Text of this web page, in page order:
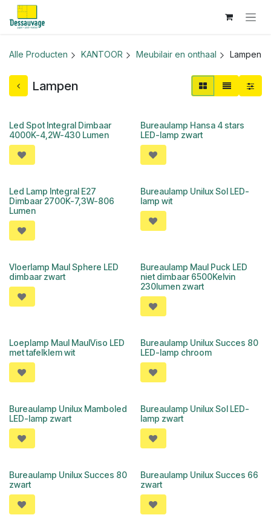
Overslaan naar inhoud
Alle Producten KANTOOR Meubilair en onthaal Lampen
Lampen
Led Spot Integral Dimbaar
4000K-4,2W-430 Lumen
Bureaulamp Hansa 4 stars
LED-lamp zwart
Led Lamp Integral E27
Dimbaar 2700K-7,3W-806
Lumen
Bureaulamp Unilux Sol LED-
lamp wit
Vloerlamp Maul Sphere LED
dimbaar zwart
Bureaulamp Maul Puck LED
niet dimbaar 6500Kelvin
230lumen zwart
Loeplamp Maul MaulViso LED
met tafelklem wit
Bureaulamp Unilux Succes 80
LED-lamp chroom
Bureaulamp Unilux Mamboled
LED-lamp zwart
Bureaulamp Unilux Sol LED-
lamp zwart
Bureaulamp Unilux Succes 80
zwart
Bureaulamp Unilux Succes 66
zwart